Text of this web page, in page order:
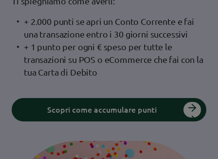
+ 2.000 punti se apri un Conto Corrente e fai
una transazione entro i 30 giorni successivi
+ 1 punto per ogni € speso per tutte le
transazioni su POS o eCommerce che fai con la
tua Carta di Debito
Scopri come accumulare punti